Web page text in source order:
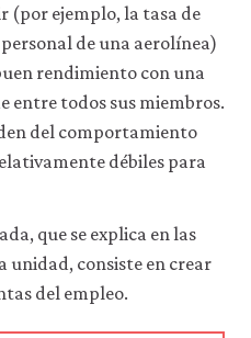
(por ejemplo, la tasa de
de una aerolínea)
rendimiento con una
entre todos sus miembros.
del comportamiento
débiles para
que se explica en las
unidad, consiste en crear
del empleo.